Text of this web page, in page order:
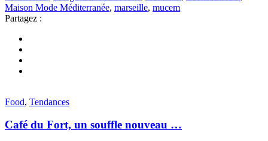
Maison Mode Méditerranée, marseille, mucem
Partagez :
Food, Tendances
Café du Fort, un souffle nouveau …